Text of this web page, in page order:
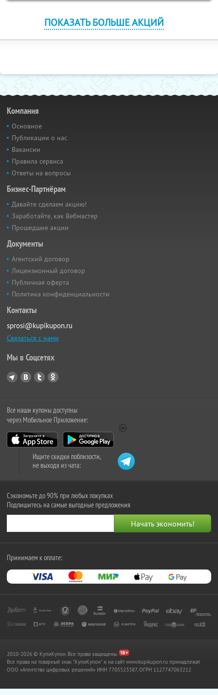
ПОКАЗАТЬ БОЛЬШЕ АКЦИЙ
Компания
Основное
Публикации о нас
Вакансии
Правила сервиса
Ответы на вопросы
Бизнес-Партнёрам
Давайте сделаем акцию!
Заработайте, как Вебмастер
Прошедшие акции
Документы
Агентский договор
Лицензионный договор
Публичная оферта
Политика конфиденциальности
Контакты
sprosi@kupikupon.ru
Связаться с нами
Мы в Соцсетях
Все наши купоны доступны
через Мобильное Приложение:
Ищите скидки поблизости,
не выходя из чата:
Сэкономьте до 90% при любых покупках
Подпишитесь на самые выгодные предложения
Принимаем к оплате:
2010-2026 © КупиКупон. Все права защищены.
Все права на товарный знак "КупиКупон" и на сайт www.kupikupon.ru принадлежат
OOO «Агентство цифровых решений» ИНН 7705523387, ОГРН 1127747063212